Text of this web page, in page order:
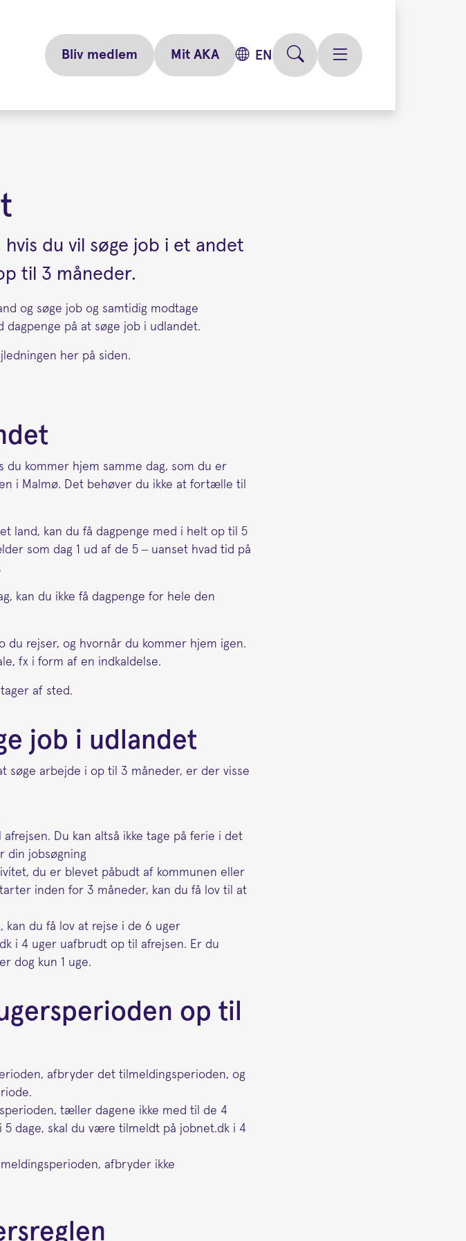
Bliv medlem Mit AKA EN
du vil søge job i et andet
til 3 måneder.
og søge job og samtidig modtage
på at søge job i udlandet.
her på siden.
du kommer hjem samme dag, som du er
i Malmø. Det behøver du ikke at fortælle til
land, kan du få dagpenge med i helt op til 5
som dag 1 ud af de 5 – uanset hvad tid på
kan du ikke få dagpenge for hele den
du rejser, og hvornår du kommer hjem igen.
fx i form af en indkaldelse.
af sted.
job i udlandet
søge arbejde i op til 3 måneder, er der visse
Du kan altså ikke tage på ferie i det
din jobsøgning
du er blevet påbudt af kommunen eller
inden for 3 måneder, kan du få lov til at
kan du få lov at rejse i de 6 uger
i 4 uger uafbrudt op til afrejsen. Er du
dog kun 1 uge.
op til
afbryder det tilmeldingsperioden, og
tæller dagene ikke med til de 4
dage, skal du være tilmeldt på jobnet.dk i 4
afbryder ikke